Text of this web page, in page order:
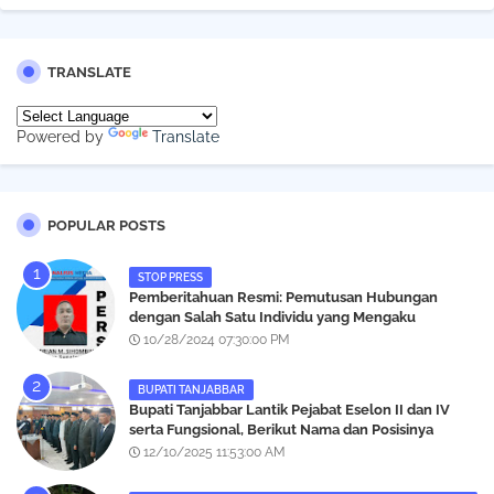
TRANSLATE
Powered by Translate
POPULAR POSTS
STOP PRESS
Pemberitahuan Resmi: Pemutusan Hubungan
dengan Salah Satu Individu yang Mengaku
Wartawan Analisismedia.com
10/28/2024 07:30:00 PM
BUPATI TANJABBAR
‎Bupati Tanjabbar Lantik Pejabat Eselon II dan IV
serta Fungsional, Berikut Nama dan Posisinya
12/10/2025 11:53:00 AM